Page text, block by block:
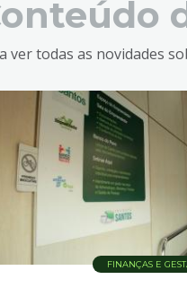
ver todas as novidades
FINANÇAS E